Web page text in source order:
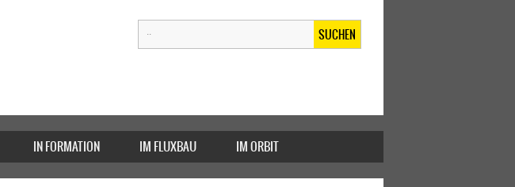
SUCHEN
IN FORMATION IM FLUXBAU IM ORBIT